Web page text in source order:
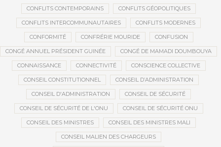
CONFLITS CONTEMPORAINS CONFLITS GÉOPOLITIQUES
CONFLITS INTERCOMMUNAUTAIRES CONFLITS MODERNES
CONFORMITÉ CONFRÉRIE MOURIDE CONFUSION
CONGÉ ANNUEL PRÉSIDENT GUINÉE CONGÉ DE MAMADI DOUMBOUYA
CONNAISSANCE CONNECTIVITÉ CONSCIENCE COLLECTIVE
CONSEIL CONSTITUTIONNEL CONSEIL D’ADMINISTRATION
CONSEIL D'ADMINISTRATION CONSEIL DE SÉCURITÉ
CONSEIL DE SÉCURITÉ DE L'ONU CONSEIL DE SÉCURITÉ ONU
CONSEIL DES MINISTRES CONSEIL DES MINISTRES MALI
CONSEIL MALIEN DES CHARGEURS